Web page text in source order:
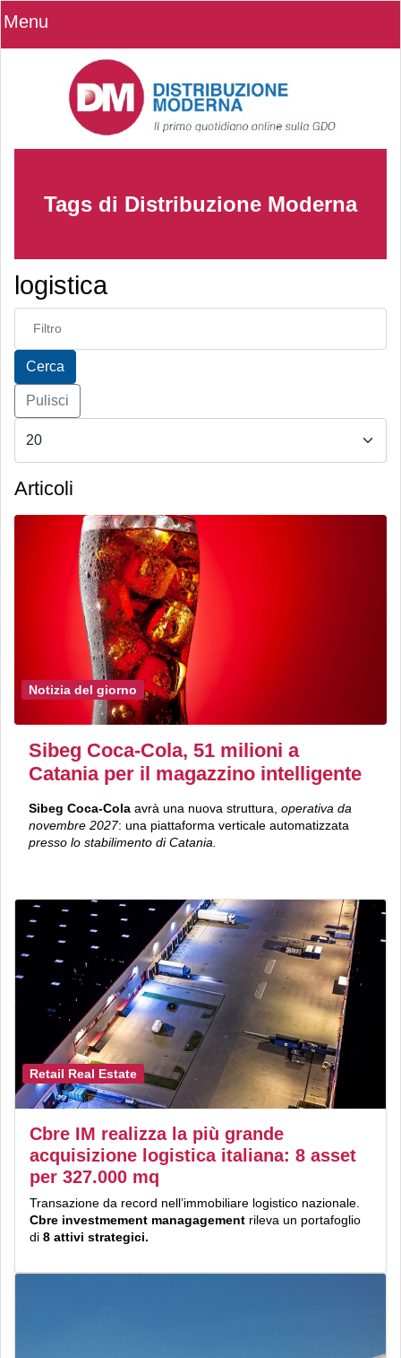
Menu
Tags di Distribuzione Moderna
logistica
Inserisci parte del titolo
Cerca
Pulisci
Articoli
Notizia del giorno
Sibeg Coca-Cola, 51 milioni a
Catania per il magazzino intelligente
Sibeg Coca-Cola avrà una nuova struttura, operativa da
novembre 2027: una piattaforma verticale automatizzata
presso lo stabilimento di Catania.
Retail Real Estate
Cbre IM realizza la più grande
acquisizione logistica italiana: 8 asset
per 327.000 mq
Transazione da record nell’immobiliare logistico nazionale.
Cbre investmement managagement rileva un portafoglio
di 8 attivi strategici.